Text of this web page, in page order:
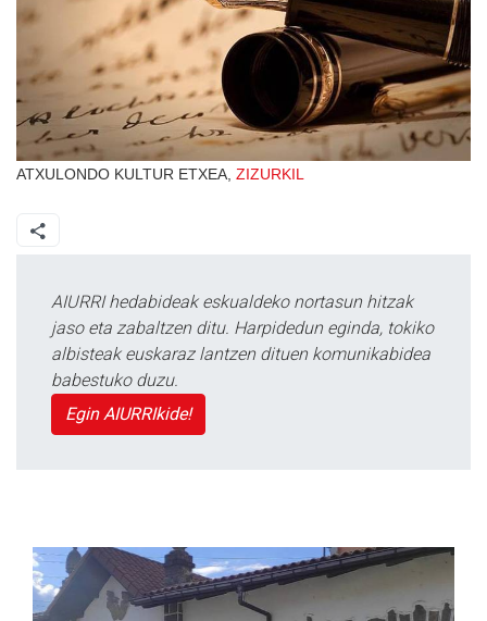
ATXULONDO KULTUR ETXEA, ZIZURKIL
AIURRI hedabideak eskualdeko nortasun hitzak
jaso eta zabaltzen ditu. Harpidedun eginda, tokiko
albisteak euskaraz lantzen dituen komunikabidea
babestuko duzu.
Egin AIURRIkide!